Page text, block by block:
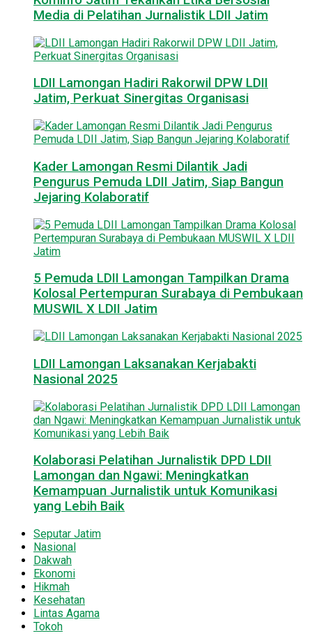
Media di Pelatihan Jurnalistik LDII Jatim
LDII Lamongan Hadiri Rakorwil DPW LDII
Jatim, Perkuat Sinergitas Organisasi
Kader Lamongan Resmi Dilantik Jadi
Pengurus Pemuda LDII Jatim, Siap Bangun
Jejaring Kolaboratif
5 Pemuda LDII Lamongan Tampilkan Drama
Kolosal Pertempuran Surabaya di Pembukaan
MUSWIL X LDII Jatim
LDII Lamongan Laksanakan Kerjabakti
Nasional 2025
Kolaborasi Pelatihan Jurnalistik DPD LDII
Lamongan dan Ngawi: Meningkatkan
Kemampuan Jurnalistik untuk Komunikasi
yang Lebih Baik
Seputar Jatim
Nasional
Dakwah
Ekonomi
Hikmah
Kesehatan
Lintas Agama
Tokoh